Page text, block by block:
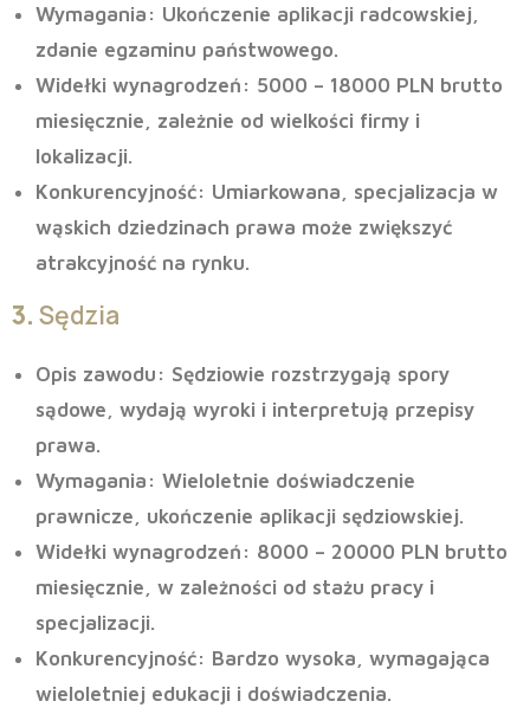
Wymagania : Ukończenie aplikacji radcowskiej,
zdanie egzaminu państwowego.
Widełki wynagrodzeń : 5000 – 18000 PLN brutto
miesięcznie, zależnie od wielkości firmy i
lokalizacji.
Konkurencyjność: Umiarkowana, specjalizacja w
wąskich dziedzinach prawa może zwiększyć
atrakcyjność na rynku.
3. Sędzia
Opis zawodu : Sędziowie rozstrzygają spory
sądowe, wydają wyroki i interpretują przepisy
prawa.
Wymagania : Wieloletnie doświadczenie
prawnicze, ukończenie aplikacji sędziowskiej.
Widełki wynagrodzeń : 8000 – 20000 PLN brutto
miesięcznie, w zależności od stażu pracy i
specjalizacji.
Konkurencyjność: Bardzo wysoka, wymagająca
wieloletniej edukacji i doświadczenia.